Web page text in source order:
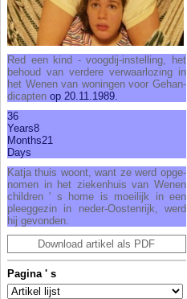
Red een kind - voog­dij-in­stel­ling, het
be­houd van ver­de­re ver­waar­lo­zing in
het We­nen van wo­nin­gen voor Ge­han­
di­cap­ten op 20.11.1989.
36
Years8
Months21
Days
Kat­ja thuis woont, want ze werd op­ge­
no­men in het zie­ken­huis van We­nen
child­ren ' s ho­me is moei­lijk in een
pleeg­ge­zin in ne­der-Oos­ten­rijk, werd
hij ge­von­den.
Download artikel als PDF
Pagina ' s